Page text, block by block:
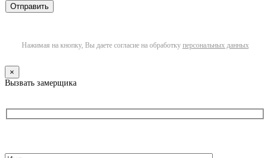
Нажимая на кнопку, Вы даете согласие на обработку персональных данных
×
Вызвать замерщика